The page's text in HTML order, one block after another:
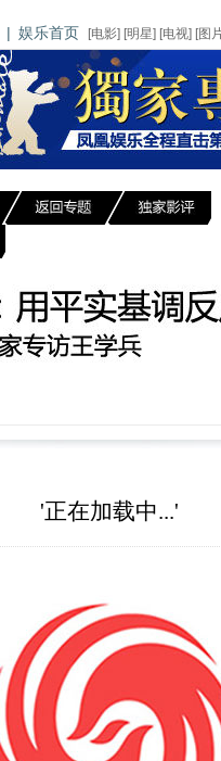
| 娱乐首页 [电影] [明星] [电视] [图
'正在加载中...'